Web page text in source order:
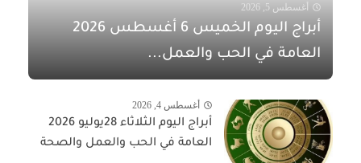
أغسطس 5, 2026
أبراج اليوم الخميس 6 أغسطس 2026
العامة في الحب والعمل...
أغسطس 4, 2026
أبراج اليوم الثلاثاء 28يوليو 2026
العامة في الحب والعمل والصحة